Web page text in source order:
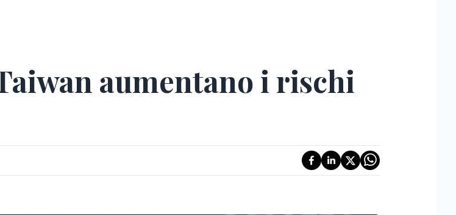
aumentano i rischi